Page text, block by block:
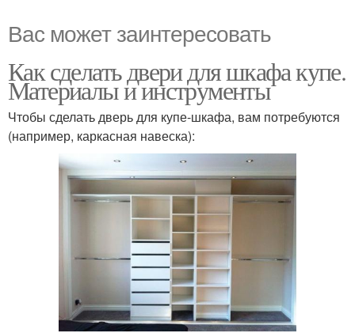
Вас может заинтересовать
Как сделать двери для шкафа купе.
Материалы и инструменты
Чтобы сделать дверь для купе-шкафа, вам потребуются
(например, каркасная навеска):